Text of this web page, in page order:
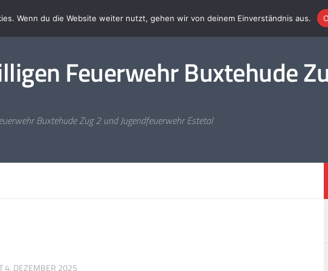
Über uns Impressum
Feuerwehr Buxtehude
Buxtehude Zug 2 und Jugendfeuerwehr Estetal
4. DEZEMBER 2025
Wenn du die Website weiter nutzt, gehen wir von deinem Einverständnis aus.